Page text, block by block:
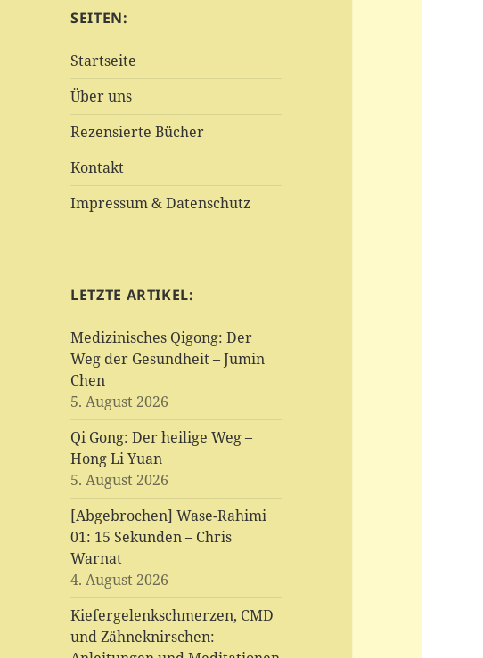
SEITEN:
Startseite
Über uns
Rezensierte Bücher
Kontakt
Impressum & Datenschutz
LETZTE ARTIKEL:
Medizinisches Qigong: Der
Weg der Gesundheit – Jumin
Chen
5. August 2026
Qi Gong: Der heilige Weg –
Hong Li Yuan
5. August 2026
[Abgebrochen] Wase-Rahimi
01: 15 Sekunden – Chris
Warnat
4. August 2026
Kiefergelenkschmerzen, CMD
und Zähneknirschen: